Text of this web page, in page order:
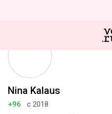
Nina Kalaus
+96
с 2018